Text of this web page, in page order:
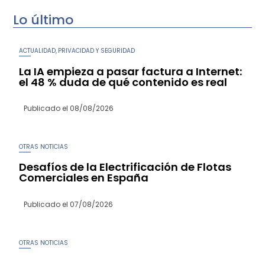
Lo último
ACTUALIDAD, PRIVACIDAD Y SEGURIDAD
La IA empieza a pasar factura a Internet:
el 48 % duda de qué contenido es real
Publicado el 08/08/2026
OTRAS NOTICIAS
Desafíos de la Electrificación de Flotas
Comerciales en España
Publicado el 07/08/2026
OTRAS NOTICIAS